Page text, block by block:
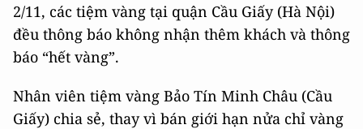
2/11, các tiệm vàng tại quận Cầu Giấy (Hà Nội)
đều thông báo không nhận thêm khách và thông
báo “hết vàng”.
Nhân viên tiệm vàng Bảo Tín Minh Châu (Cầu
Giấy) chia sẻ, thay vì bán giới hạn nửa chỉ vàng